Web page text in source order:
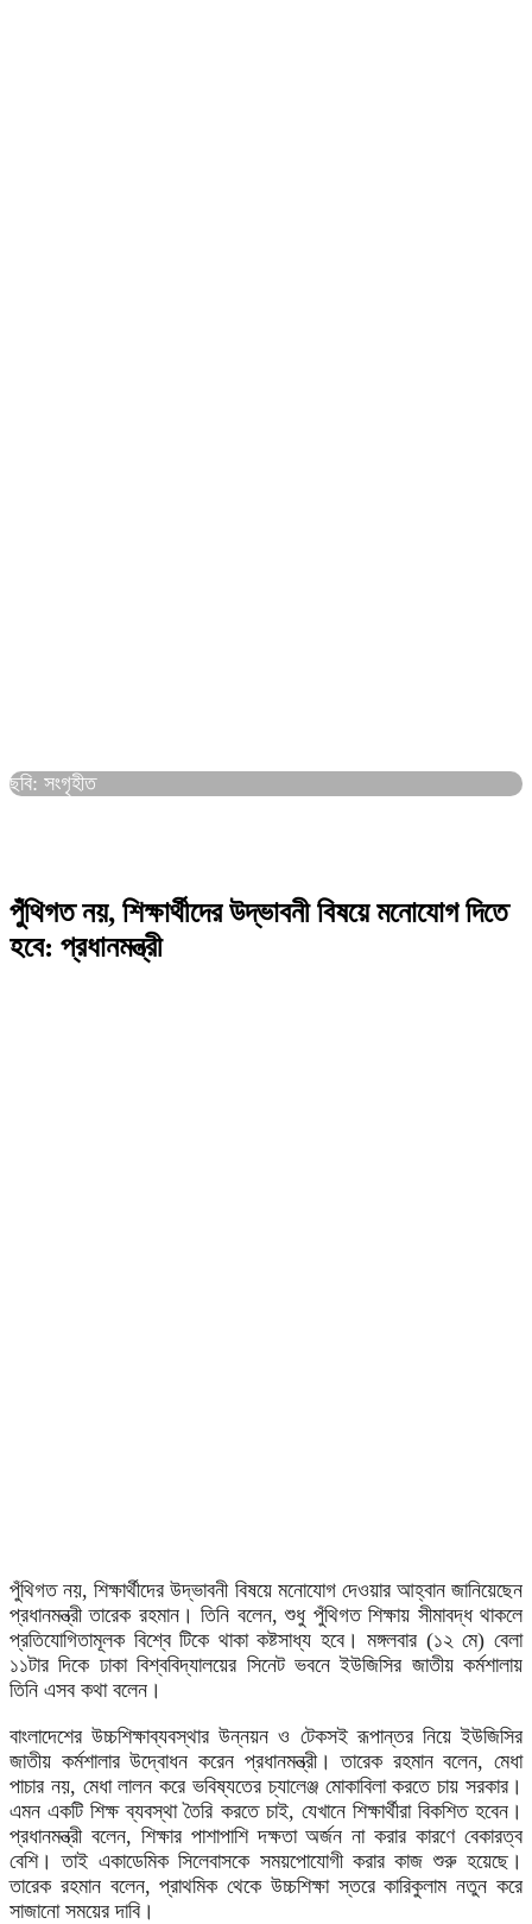
ছবি: সংগৃহীত
পুঁথিগত নয়, শিক্ষার্থীদের উদ্ভাবনী বিষয়ে মনোযোগ দিতে
হবে: প্রধানমন্ত্রী
পুঁথিগত নয়, শিক্ষার্থীদের উদ্ভাবনী বিষয়ে মনোযোগ দেওয়ার আহ্বান জানিয়েছেন
প্রধানমন্ত্রী তারেক রহমান। তিনি বলেন, শুধু পুঁথিগত শিক্ষায় সীমাবদ্ধ থাকলে
প্রতিযোগিতামূলক বিশ্বে টিকে থাকা কষ্টসাধ্য হবে। মঙ্গলবার (১২ মে) বেলা
১১টার দিকে ঢাকা বিশ্ববিদ্যালয়ের সিনেট ভবনে ইউজিসির জাতীয় কর্মশালায়
তিনি এসব কথা বলেন।
বাংলাদেশের উচ্চশিক্ষাব্যবস্থার উন্নয়ন ও টেকসই রূপান্তর নিয়ে ইউজিসির
জাতীয় কর্মশালার উদ্বোধন করেন প্রধানমন্ত্রী। তারেক রহমান বলেন, মেধা
পাচার নয়, মেধা লালন করে ভবিষ্যতের চ্যালেঞ্জ মোকাবিলা করতে চায় সরকার।
এমন একটি শিক্ষ ব্যবস্থা তৈরি করতে চাই, যেখানে শিক্ষার্থীরা বিকশিত হবেন।
প্রধানমন্ত্রী বলেন, শিক্ষার পাশাপাশি দক্ষতা অর্জন না করার কারণে বেকারত্ব
বেশি। তাই একাডেমিক সিলেবাসকে সময়পোযোগী করার কাজ শুরু হয়েছে।
তারেক রহমান বলেন, প্রাথমিক থেকে উচ্চশিক্ষা স্তরে কারিকুলাম নতুন করে
সাজানো সময়ের দাবি।